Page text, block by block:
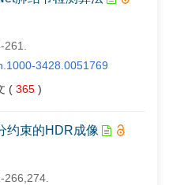
3428.0051769
( 365 )
约束的HDR成像